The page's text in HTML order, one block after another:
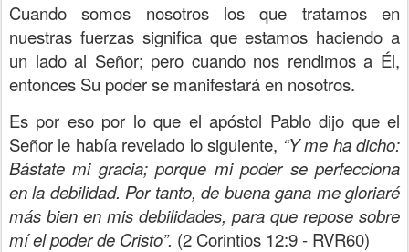
Cuando somos nosotros los que tratamos en
nuestras fuerzas significa que estamos haciendo a
un lado al Señor; pero cuando nos rendimos a Él,
entonces Su poder se manifestará en nosotros.
Es por eso por lo que el apóstol Pablo dijo que el
Señor le había revelado lo siguiente, “Y me ha dicho:
Bástate mi gracia; porque mi poder se perfecciona
en la debilidad. Por tanto, de buena gana me gloriaré
más bien en mis debilidades, para que repose sobre
mí el poder de Cristo”. (2 Corintios 12:9 - RVR60)